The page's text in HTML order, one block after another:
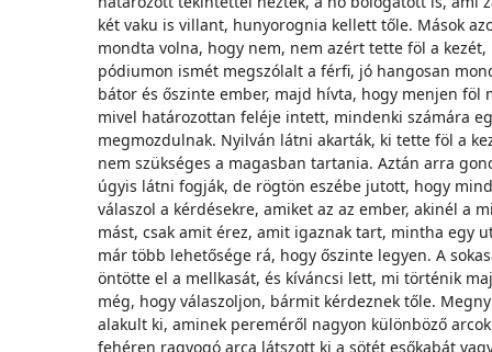
két vaku is villant, hunyorognia kellett tőle. Mások
mondta volna, hogy nem, nem azért tette föl a
pódiumon ismét megszólalt a férfi, jó hangosan
bátor és őszinte ember, majd hívta, hogy menjen
mivel határozottan feléje intett, mindenki számára
megmozdulnak. Nyilván látni akarták, ki tette föl a
nem szükséges a magasban tartania. Aztán arra
úgyis látni fogják, de rögtön eszébe jutott, hogy
válaszol a kérdésekre, amiket az az ember, akinél a
mást, csak amit érez, amit igaznak tart, mintha egy
már több lehetősége rá, hogy őszinte legyen. A
öntötte el a mellkasát, és kíváncsi lett, mi történik
még, hogy válaszoljon, bármit kérdeznek tőle.
alakult ki, aminek pereméről nagyon különböző
fehéren ragyogó arca látszott ki a sötét esőkabát